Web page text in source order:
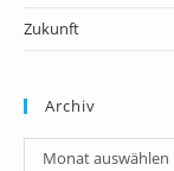
Zukunft
Archiv
Archiv
Monat auswählen